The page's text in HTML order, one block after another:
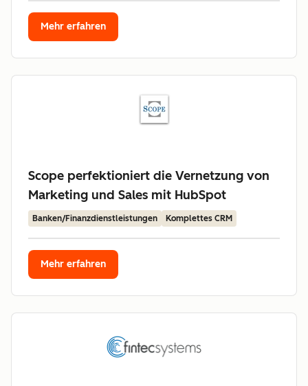
Mehr erfahren
Scope perfektioniert die Vernetzung von
Marketing und Sales mit HubSpot
Banken/Finanzdienstleistungen Komplettes CRM
Mehr erfahren